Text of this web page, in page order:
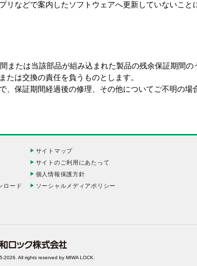
などで案内したソフトウェアへ更新していないこと
たは当該部品が組み込まれた製品の残余保証期間
は交換の責任を負うものとします。
保証期間経過後の修理、その他についてご不明の場
ロード
サイトマップ
サイトのご利用にあたって
個人情報保護方針
ソーシャルメディアポリシー
2026. All rights reserved by MIWA LOCK.